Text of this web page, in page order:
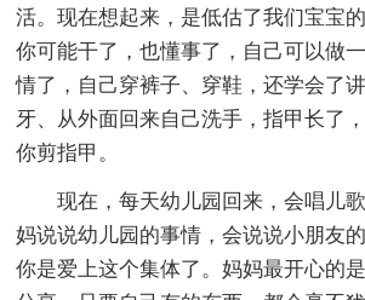
活。现在想起来，是低估了我们宝宝
你可能干了，也懂事了，自己可以做
情了，自己穿裤子、穿鞋，还学会了
牙、从外面回来自己洗手，指甲长了
你剪指甲。
现在，每天幼儿园回来，会唱儿
妈说说幼儿园的事情，会说说小朋友
你是爱上这个集体了。妈妈最开心的